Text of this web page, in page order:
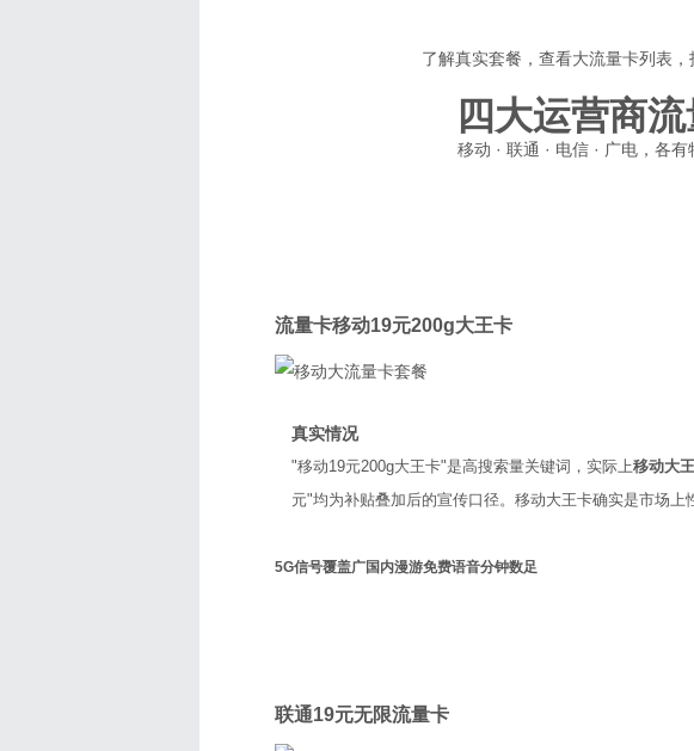
了解真实套餐，查看大流量卡列表，
四大运营商
移动 · 联通 · 电信 · 广电，各
流量卡移动19元200g大王卡
真实情况
"移动19元200g大王卡"是高搜索量关键词，实际上移动大
元"均为补贴叠加后的宣传口径。移动大王卡确实是市场上
5G信号覆盖广国内漫游免费语音分钟数足
联通19元无限流量卡